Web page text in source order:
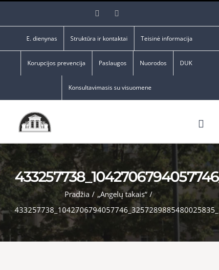
Facebook
E. dienynas Struktūra ir kontaktai Teisinė informacija
Korupcijos prevencija Paslaugos Nuorodos DUK
Konsultavimasis su visuomene
Pradžia / „Angelų takais“ /